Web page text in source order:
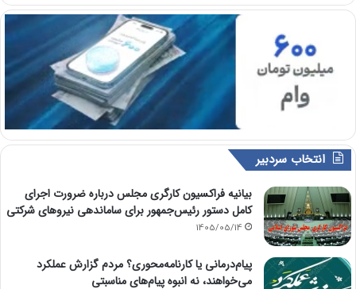
انتخاب سردبیر
بیانیه فراکسیون کارگری مجلس درباره ضرورت اجرای
کامل دستور رئیس‌جمهور برای ساماندهی نیروهای شرکتی
1405/05/14
پیام‌درمانی یا کارنامه‌محوری؟ مردم گزارش عملکرد
می‌خواهند، نه انبوه پیام‌های مناسبتی